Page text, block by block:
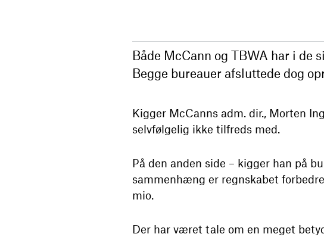
Både McCann og TBWA har i de
Begge bureauer afsluttede dog
Kigger McCanns adm. dir., Morten
selvfølgelig ikke tilfreds med.
På den anden side – kigger han på
sammenhæng er regnskabet
mio.
Der har været tale om en meget